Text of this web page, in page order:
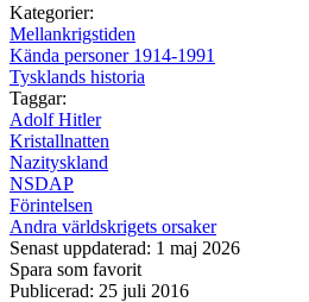
Kategorier:
Mellankrigstiden
Kända personer 1914-1991
Tysklands historia
Taggar:
Adolf Hitler
Kristallnatten
Nazityskland
NSDAP
Förintelsen
Andra världskrigets orsaker
Senast uppdaterad: 1 maj 2026
Spara som favorit
Publicerad: 25 juli 2016